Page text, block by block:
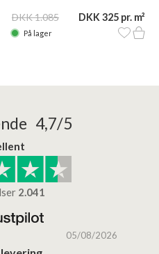
DKK 1.085 DKK 325 pr. m²
På lager
4,7/5
2.041
05/08/2026